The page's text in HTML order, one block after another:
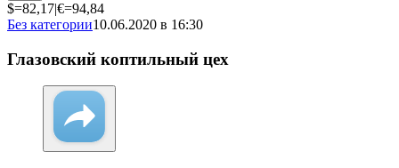
$=82,17|€=94,84
Без категории10.06.2020 в 16:30
Глазовский коптильный цех